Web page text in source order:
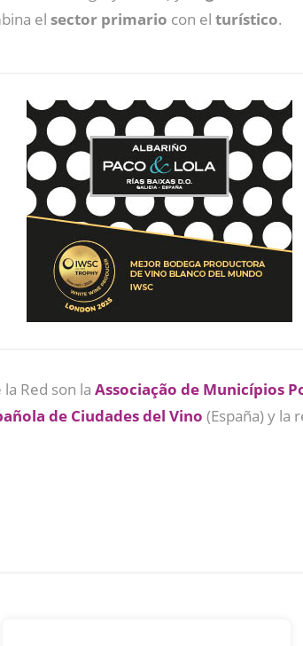
el sector primario con el turístico.
Red son la Associação de Municípios
de Ciudades del Vino (España) y la